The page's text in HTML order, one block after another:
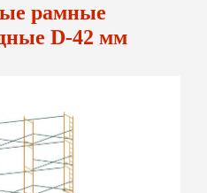
рамные
D-42 мм